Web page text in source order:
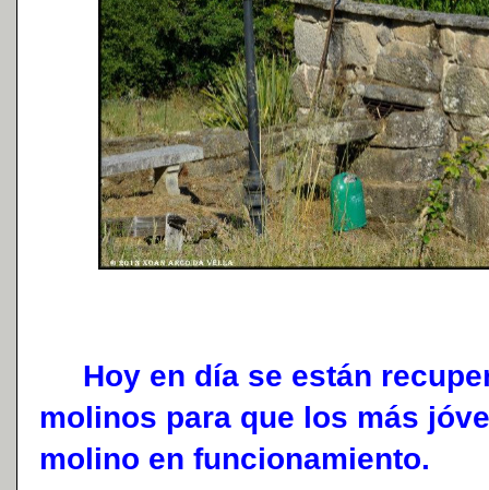
Hoy en día se están
molinos para que los más
molino en funcionamiento.